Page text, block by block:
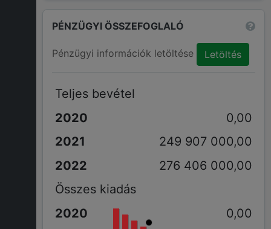
PÉNZÜGYI ÖSSZEFOGLALÓ
Pénzügyi információk letöltése Letöltés
Teljes bevétel
0,00
249 907 000,00
276 406 000,00
Összes kiadás
0,00